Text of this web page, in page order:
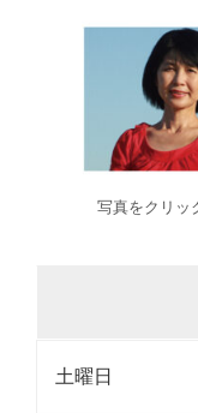
写真をクリッ
土曜日